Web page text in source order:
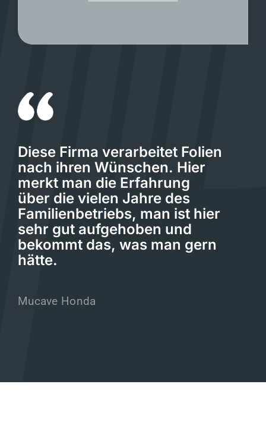
Diese Firma verarbeitet Folien
nach ihren Wünschen. Hier
merkt man die Erfahrung
über die vielen Jahre des
Familienbetriebs, man ist hier
sehr gut aufgehoben und
bekommt das, was man gern
hätte.
Mucave Honda